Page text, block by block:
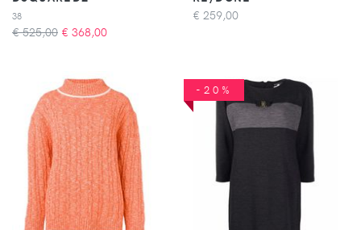
38
€ 525,00 € 368,00
€ 259,00
-20%